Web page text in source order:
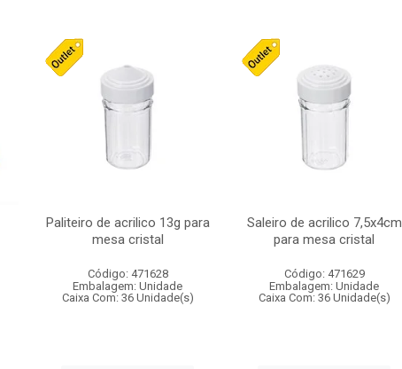
Paliteiro de acrilico 13g para
mesa cristal
Código: 471628
Embalagem: Unidade
Caixa Com: 36 Unidade(s)
Saleiro de acrilico 7,5x4cm
para mesa cristal
Código: 471629
Embalagem: Unidade
Caixa Com: 36 Unidade(s)